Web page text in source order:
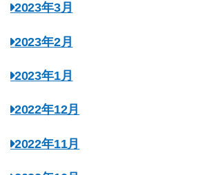
2023年3月
2023年2月
2023年1月
2022年12月
2022年11月